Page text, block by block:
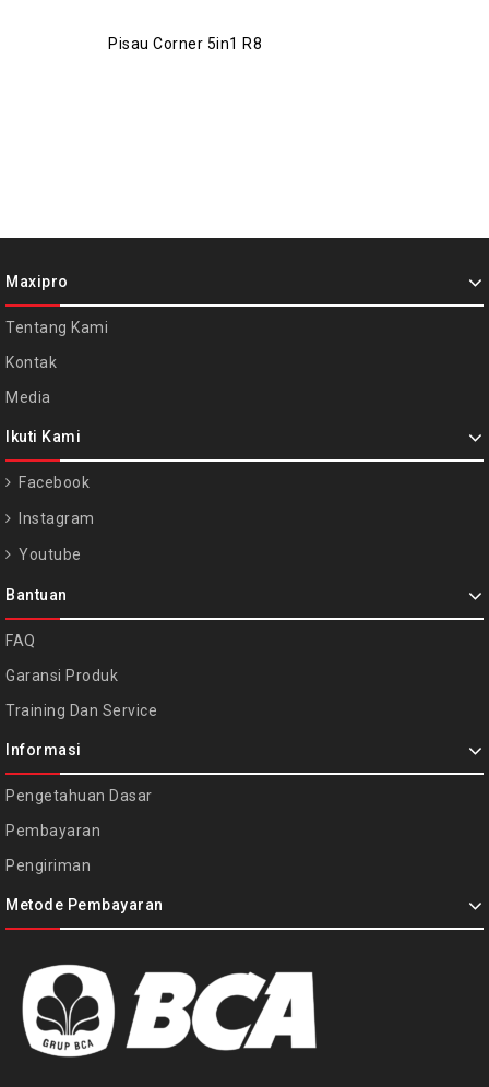
Pisau Corner 5in1 R8
Maxipro
Tentang Kami
Kontak
Media
Ikuti Kami
Facebook
Instagram
Youtube
Bantuan
FAQ
Garansi Produk
Training Dan Service
Informasi
Pengetahuan Dasar
Pembayaran
Pengiriman
Metode Pembayaran